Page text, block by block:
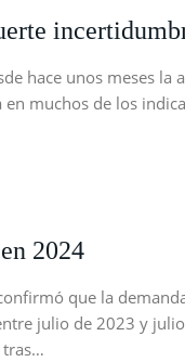
hace unos meses la
muchos de los
2024
que la
julio de 2023 y
tras…